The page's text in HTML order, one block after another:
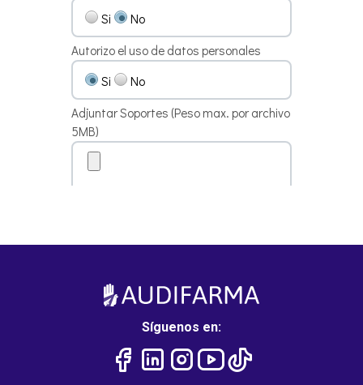
Síguenos en: